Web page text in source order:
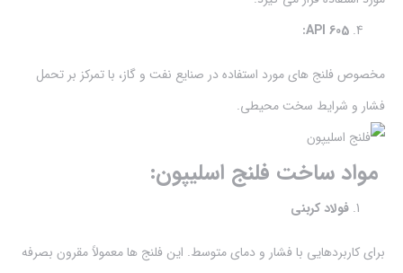
API 605:
مخصوص فلنج های مورد استفاده در صنایع نفت و گاز، با تمرکز بر تحمل
فشار و شرایط سخت محیطی.
مواد ساخت فلنج اسلیپون:
فولاد کربنی
برای کاربردهایی با فشار و دمای متوسط. این فلنج ها معمولاً مقرون بصرفه